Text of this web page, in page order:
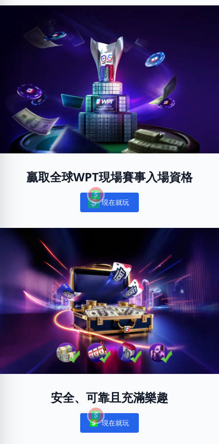
贏取全球WPT現場賽事入場資格
Notifications
現在就玩
安全、可靠且充滿樂趣
Notifications
現在就玩